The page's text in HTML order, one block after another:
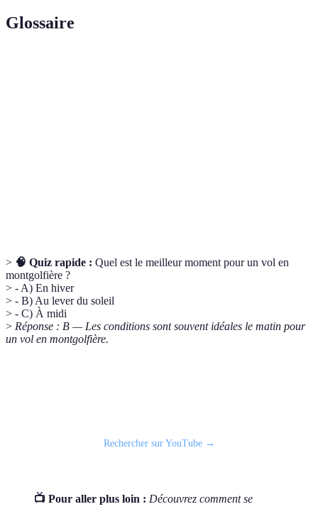
Glossaire
> 🧠 Quiz rapide : Quel est le meilleur moment pour un vol en
montgolfière ?
> - A) En hiver
> - B) Au lever du soleil
> - C) À midi
> Réponse : B — Les conditions sont souvent idéales le matin pour
un vol en montgolfière.
Rechercher sur YouTube →
📺 Pour aller plus loin : Découvrez comment se